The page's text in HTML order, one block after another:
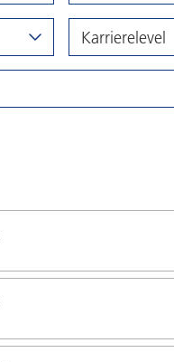
Karrierelevel